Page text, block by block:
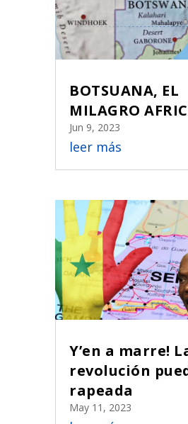
BOTSUANA, EL
MILAGRO
Jun 9, 2023
leer más
Y’en a marre!
revolución
rapeada
May 11, 2023